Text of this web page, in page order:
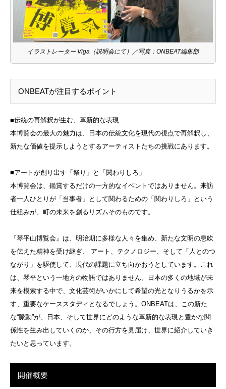
イラストレーター Viga（説明会にて）／写真：ONBEAT編集部
ONBEATが注目するポイント
■伝統の再解釈が生む、革新的な表現
本博覧会の最大の魅力は、日本の伝統文化を現代の視点で再解釈し、
新たな価値を提示しようとするアーティストたちの挑戦にあります。
■アートが創り出す「祭り」と「関わりしろ」
本博覧会は、鑑賞するだけの一方的なイベントではありません。来訪
者一人ひとりが「当事者」として関わるための「関わりしろ」という
仕組みが、町の未来を創るリズムそのものです。
『琴平山博覧会』は、明治期に多様な人々を集め、新たな文明の息吹
を伝えた精神を受け継ぎ、 アート、テクノロジー、そして「人とのつ
ながり」を駆使して、現代の課題に立ち向かおうとしています。これ
は、琴平という一地方の物語ではありません。日本の多くの地域が未
来を模索する中で、文化芸術がいかにして希望の光となりうるかを示
す、重要なケーススタディとなるでしょう。ONBEATは、この新た
な“脈動”が、日本、そして世界にどのような革新的な表現と豊かな関
係性を生み出していくのか、その行方を見届け、世界に紹介していき
たいと思っています。
開催概要